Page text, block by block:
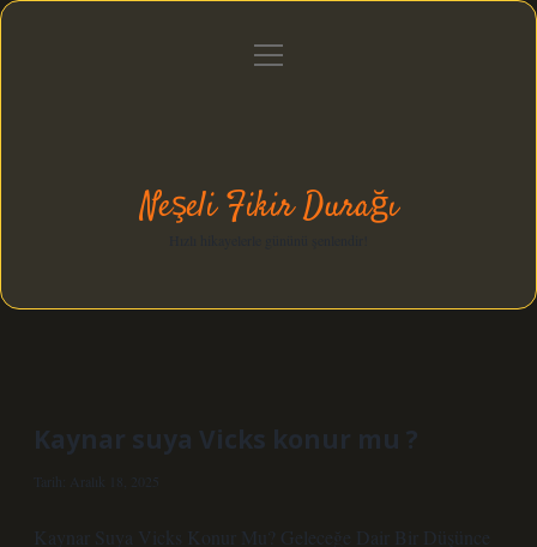
Gizlilik Politikası
menüyü
Neşeli Fikir Durağı
Kaynar suya Vicks konur mu ?
Tarih: Aralık 18, 2025
Kaynar Suya Vicks Konur Mu? Geleceğe Dair Bir Düşünce